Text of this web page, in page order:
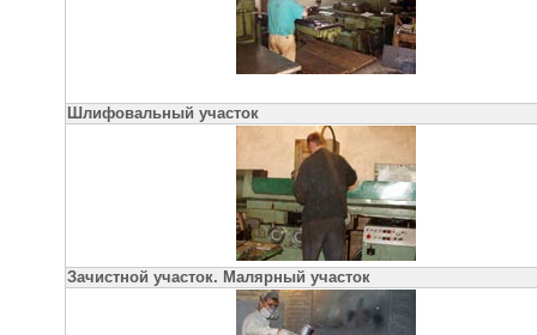
Шлифовальный участок
Зачистной участок. Малярный участок